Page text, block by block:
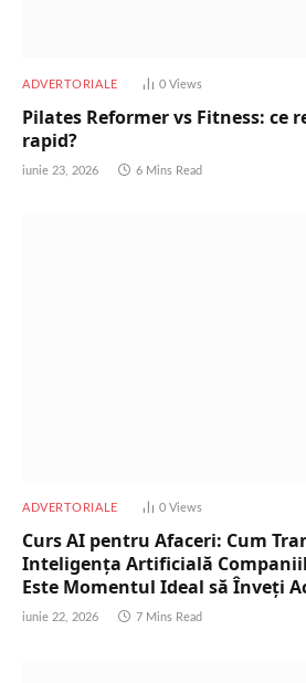
ADVERTORIALE 0 Views
Pilates Reformer vs Fitness: ce
rapid?
iunie 23, 2026 6 Mins Read
ADVERTORIALE 0 Views
Curs AI pentru Afaceri: Cum
Inteligența Artificială
Este Momentul Ideal să Înveți
iunie 22, 2026 7 Mins Read